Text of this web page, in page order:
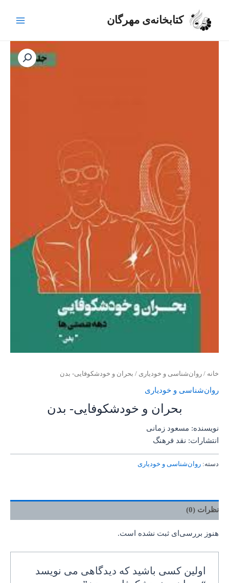
کتابخانه‌ی مهرگان
خانه / روان‌‌شناسی و خودیاری / بحران و خودشکوفایی- بدن
روان‌‌شناسی و خودیاری
بحران و خودشکوفایی- بدن
نویسنده: مسعود زمانی
انتشارات: نقد فرهنگ
دسته: روان‌‌شناسی و خودیاری
نظرات (0)
هنوز بررسی‌ای ثبت نشده است.
اولین کسی باشید که دیدگاهی می نویسد